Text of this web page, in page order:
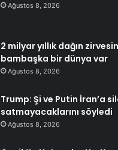
Ağustos 8, 2026
2 milyar yıllık dağın
bambaşka bir dünya var
Ağustos 8, 2026
Trump: Şi ve Putin İran’a
satmayacaklarını söyledi
Ağustos 8, 2026